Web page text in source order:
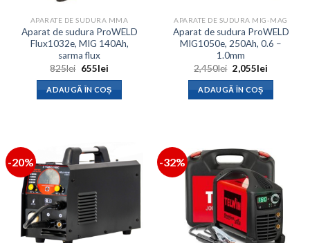
APARATE DE SUDURA MMA
Aparat de sudura ProWELD
Flux1032e, MIG 140Ah,
sarma flux
825lei Prețul
a
fost:
825lei.
655leiPrețul
este:
655lei.
ADAUGĂ ÎN COȘ
APARATE DE SUDURA MIG-MAG
Aparat de sudura ProWELD
MIG1050e, 250Ah, 0.6 –
1.0mm
2,450lei Prețul
inițial
a
fost:
2,450lei.
2,055leiPrețul
ADAUGĂ ÎN COȘ
-20% -32%